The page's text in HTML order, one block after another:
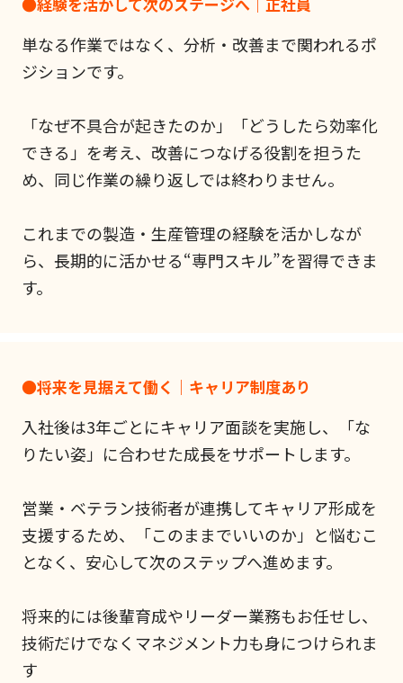
単なる作業ではなく、分析・改善まで関われるポ
ジションです。
「なぜ不具合が起きたのか」「どうしたら効率化
できる」を考え、改善につなげる役割を担うた
め、同じ作業の繰り返しでは終わりません。
これまでの製造・生産管理の経験を活かしなが
ら、長期的に活かせる“専門スキル”を習得できま
す。
●将来を見据えて働く｜キャリア制度あり
入社後は3年ごとにキャリア面談を実施し、「な
りたい姿」に合わせた成長をサポートします。
営業・ベテラン技術者が連携してキャリア形成を
支援するため、「このままでいいのか」と悩むこ
となく、安心して次のステップへ進めます。
将来的には後輩育成やリーダー業務もお任せし、
技術だけでなくマネジメント力も身につけられま
す